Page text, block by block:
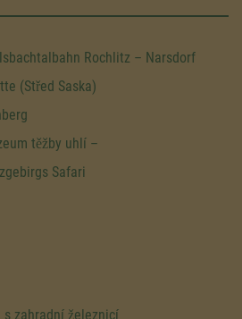
Rochlitz – Narsdorf
(Střed Saska)
těžby uhlí –
Safari
s zahradní železnicí